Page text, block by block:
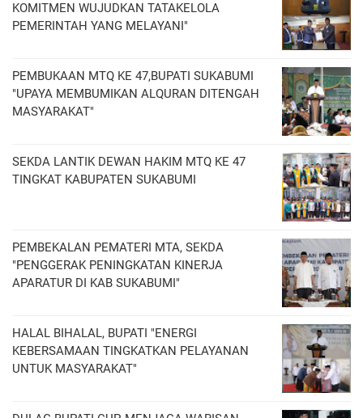
KOMITMEN WUJUDKAN TATAKELOLA
PEMERINTAH YANG MELAYANI"
PEMBUKAAN MTQ KE 47,BUPATI SUKABUMI
"UPAYA MEMBUMIKAN ALQURAN DITENGAH
MASYARAKAT"
SEKDA LANTIK DEWAN HAKIM MTQ KE 47
TINGKAT KABUPATEN SUKABUMI
PEMBEKALAN PEMATERI MTA, SEKDA
"PENGGERAK PENINGKATAN KINERJA
APARATUR DI KAB SUKABUMI"
HALAL BIHALAL, BUPATI "ENERGI
KEBERSAMAAN TINGKATKAN PELAYANAN
UNTUK MASYARAKAT"